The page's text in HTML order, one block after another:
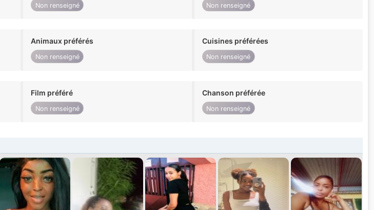
Non renseigné Non renseigné
Animaux préférés
Non renseigné
Cuisines préférées
Non renseigné
Film préféré
Non renseigné
Chanson préférée
Non renseigné